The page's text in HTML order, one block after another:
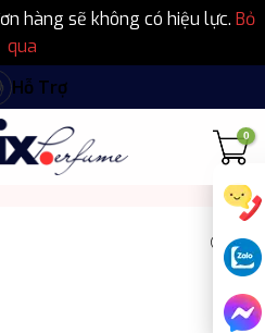
hàng sẽ không có hiệu lực. Bỏ
qua
Hỗ Trợ